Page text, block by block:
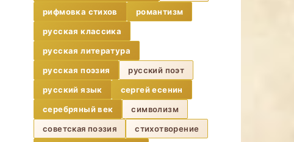
рифмовка стихов
романтизм
русская классика
русская литература
русская поэзия
русский поэт
русский язык
сергей есенин
серебряный век
символизм
советская поэзия
стихотворение